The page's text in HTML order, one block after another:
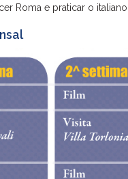
Roma e praticar o italiano.